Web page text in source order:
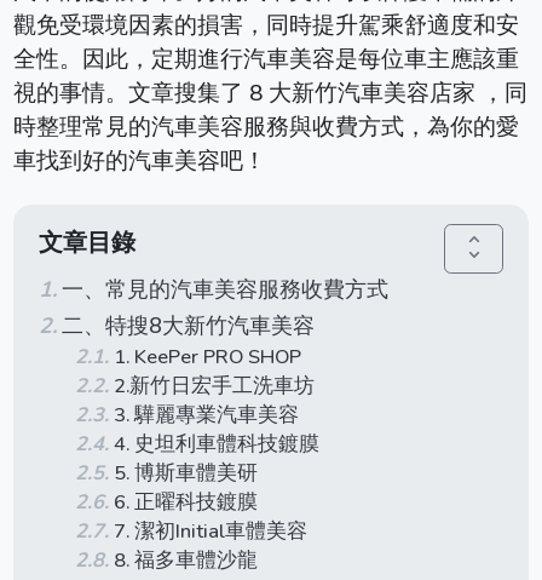
觀免受環境因素的損害，同時提升駕乘舒適度和安
全性。因此，定期進行汽車美容是每位車主應該重
視的事情。文章搜集了 8 大新竹汽車美容店家 ，同
時整理常見的汽車美容服務與收費方式，為你的愛
車找到好的汽車美容吧！
文章目錄 unfold_more
一、常見的汽車美容服務收費方式
二、特搜8大新竹汽車美容
1. KeePer PRO SHOP
2.新竹日宏手工洗車坊
3. 驊麗專業汽車美容
4. 史坦利車體科技鍍膜
5. 博斯車體美研
6. 正曜科技鍍膜
7. 潔初Initial車體美容
8. 福多車體沙龍